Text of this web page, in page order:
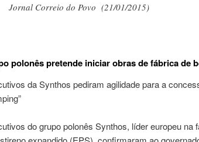
Jornal Correio do Povo (21/01/2015)
polonês pretende iniciar obras de fábrica de
daSynthos pediram agilidade para a
do grupo polonês Synthos, líder europeu na